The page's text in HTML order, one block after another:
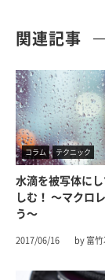
関連記事
コラム テクニック
水滴を被写体に
しむ！ 〜マクロ
う〜
2017/06/16 by 富